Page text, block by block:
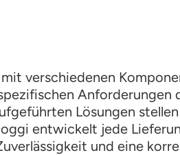
verschiedenen
Lösungen
entwickelt jede
und eine